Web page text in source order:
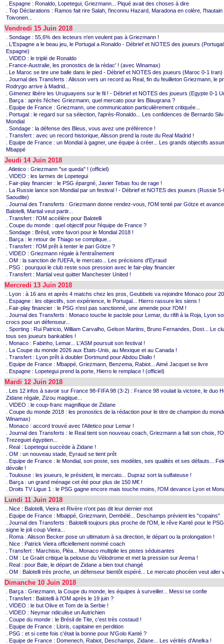
. Espagne : Ronaldo, Lopetegui, Griezmann... Piqué avait des choses à dire
. Top Déclarations : Ramos fait rire Salah, l'inconnu Hazard, Maradona en colère, l'hautain
Toivonen...
Vendredi 15 Juin 2018
. Sondage : 55,6% des lecteurs n'en veulent pas à Griezmann !
. L'Espagne a le beau jeu, le Portugal a Ronaldo - Débrief et NOTES des joueurs
Espagne)
. VIDEO : le triplé de Ronaldo
. France-Australie, les pronostics de la rédac' ! (avec Winamax)
. Le Maroc se tire une balle dans le pied - Débrief et NOTES des joueurs (Maroc 0-1 Iran)
. Journal des Transferts : Alisson vers un record au Real, fin du feuilleton Griezmann, le
Rodrygo arrive à Madrid...
. Gimenez libère les Uruguayens sur le fil ! - Débrief et NOTES des joueurs (Egypte 0-1
. Barça : après l'échec Griezmann, quel mercato pour les Blaugrana ?
. Equipe de France : Griezmann, une communication particulièrement critiquée...
. Portugal : le regard sur sa sélection, l'après-Ronaldo... Les confidences de Bernardo
Mondial
. Sondage : la défense des Bleus, vous avez une préférence !
. Transfert : avec un record historique, Alisson prend la route du Real Madrid !
. Equipe de France : un Mondial à gagner, une équipe à créer... Les grands objectifs
Mbappé
Jeudi 14 Juin 2018
. Atletico : Griezmann "se queda" ! (officiel)
. VIDEO : les larmes de Lopetegui
. Fair-play financier : le PSG épargné, Javier Tebas fou de rage !
. La Russie lance son Mondial par un festival ! - Débrief et NOTES des joueurs (Russie 5-
Saoudite)
. Journal des Transferts : Griezmann donne rendez-vous, l'OM tenté par Götze et
Balotelli, Martial veut partir...
. Transfert : l'OM accélère pour Balotelli
. Coupe du monde : quel objectif pour l'équipe de France ?
. Sondage : Brésil, votre favori pour le Mondial 2018 !
. Barça : le retour de Thiago se complique...
. Transfert : l'OM prêt à tenter le pari Götze ?
. VIDEO : Griezmann régale à l'entraînement
. OM : la sanction de l'UEFA, le mercato... Les précisions d'Eyraud
. PSG : pourquoi le club reste sous pression avec le fair-play financier
. Transfert : Martial veut quitter Manchester United !
Mercredi 13 Juin 2018
. Lyon : à 16 ans et après 4 matchs chez les pros, Geubbels va rejoindre Monaco pour
. Espagne : les objectifs, son expérience, le Portugal... Hierro rassure les siens !
. Fair-play financier : le PSG n'est pas sanctionné, une amende pour l'OM !
. Journal des Transferts : Monaco touche le pactole pour Lemar, du rififi à la Roja, Lyon
crocs pour un défenseur...
. Sporting : Rui Patricio, William Carvalho, Gelson Martins, Bruno Fernandes, Dost... Le
tous ses joueurs bankables !
. Monaco : Fabinho, Lemar... L'ASM poursuit son festival !
. La Coupe du monde 2026 aux Etats-Unis, au Mexique et au Canada !
. Transfert : Lyon prêt à doubler Dortmund pour Abdou Diallo !
. Equipe de France : Mbappé, Griezmann, Benzema, Rabiot... Aimé Jacquet se livre
. Espagne : Lopetegui prend la porte, Hierro le remplace ! (officiel)
Mardi 12 Juin 2018
. Les 12 infos à savoir sur France 98-FIFA 98 (3-2) : France 98 voulait la victoire, le duo
Zidane régale, Zizou magique...
. VIDEO : le coup-franc magnifique de Zidane
. Coupe du monde 2018 : les pronostics de la rédaction pour le titre de champion du
Winamax)
. Monaco : accord trouvé avec l'Atletico pour Lemar !
. Journal des Transferts : le Real tient son nouveau coach, Griezmann a fait son choix,
Trezeguet égyptien...
. Real : Lopetegui succède à Zidane !
. OM : un nouveau stade, Eyraud se tient prêt
. Equipe de France : le Mondial, son poste, ses modèles, ses qualités et ses défauts...
dévoile !
. Toulouse : les joueurs, le président, le mercato... Dupraz sort la sulfateuse !
. Barça : un grand ménage cet été pour plus de 150 M€ !
. Droits TV Ligue 1 : le PSG gagne encore mais touche moins, l'OM devance Lyon et
Lundi 11 Juin 2018
. Nice : Balotelli, Vieira et Rivère n'ont pas dit leur dernier mot
. Equipe de France : Mbappé, Griezmann, Dembélé... Deschamps prévient les "copains"
. Journal des Transferts : Balotelli toujours plus proche de l'OM, le rêve Kanté pour le
signe le joli coup Vieira...
. Roma : Alisson Becker pose un ultimatum à sa direction, le départ ou la prolongation !
. Nice : Patrick Vieira officiellement nommé coach
. Transfert : Marchisio, Pléa... Monaco multiplie les pistes séduisantes
. OM : Le Graët critique la pelouse du Vélodrome et met la pression sur Arema !
. Real : pour Bale, le départ de Zidane a bien tout changé
. OM : Balotelli très proche, un défenseur bientôt espéré... Le mercato phocéen veut aller
Dimanche 10 Juin 2018
. Barça : Griezmann, la Coupe du monde, les équipes à surveiller... Messi se confie
. Transfert : Balotelli à l'OM après le 19 juin ?
. VIDEO : le but Olive et Tom de la Serbie !
. VIDEO : Neymar ridiculise un Autrichien
. Coupe du monde : le Brésil de Tite, c'est très costaud !
. Equipe de France : Lloris, capitaine en perdition
. PSG : et si cette fois c'était la bonne pour N'Golo Kanté ?
. Equipe de France : Domenech, Rabiot, Deschamps, Zidane... Les vérités d'Anelka !